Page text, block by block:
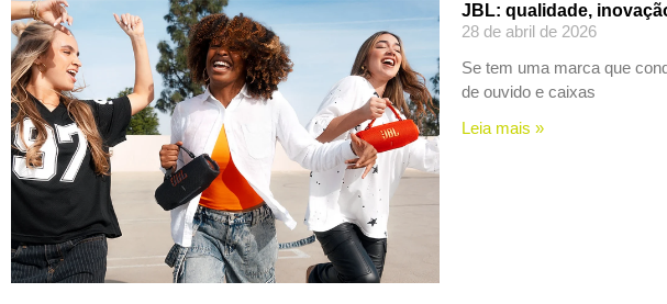
JBL: qualidade,
28 de abril de 2026
Se tem uma marca que
de ouvido e caixas
Leia mais »